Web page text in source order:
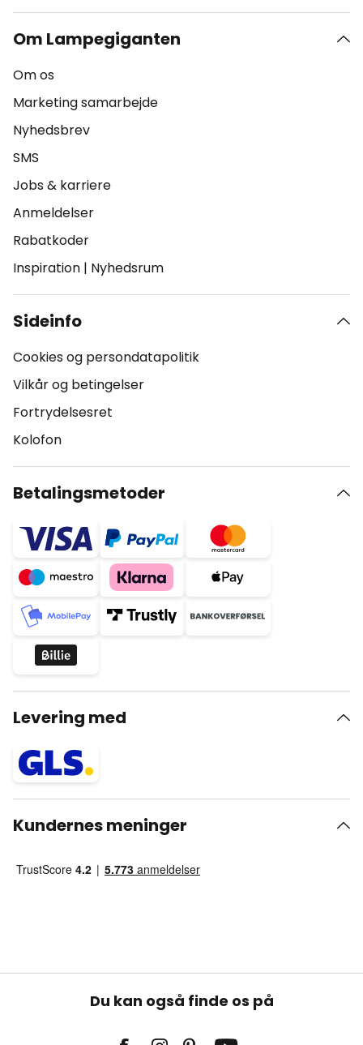
Om Lampegiganten
Om os
Marketing samarbejde
Nyhedsbrev
SMS
Jobs & karriere
Anmeldelser
Rabatkoder
Inspiration | Nyhedsrum
Sideinfo
Cookies og persondatapolitik
Vilkår og betingelser
Fortrydelsesret
Kolofon
Betalingsmetoder
Levering med
Kundernes meninger
Du kan også finde os på